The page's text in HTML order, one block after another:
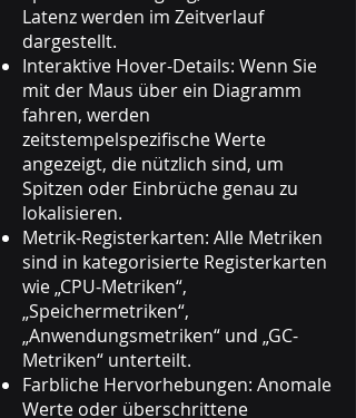
Latenz werden im Zeitverlauf
dargestellt.
Interaktive Hover-Details: Wenn Sie
mit der Maus über ein Diagramm
fahren, werden
zeitstempelspezifische Werte
angezeigt, die nützlich sind, um
Spitzen oder Einbrüche genau zu
lokalisieren.
Metrik-Registerkarten: Alle Metriken
sind in kategorisierte Registerkarten
wie „CPU-Metriken“,
„Speichermetriken“,
„Anwendungsmetriken“ und „GC-
Metriken“ unterteilt.
Farbliche Hervorhebungen: Anomale
Werte oder überschrittene